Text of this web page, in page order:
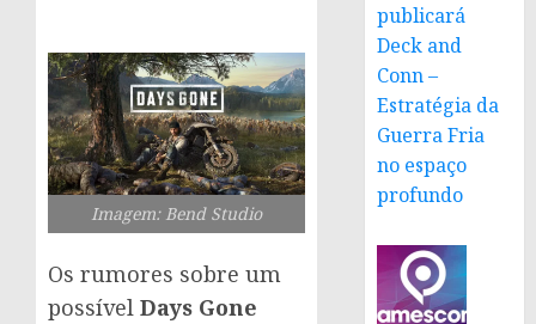
Imagem: Bend Studio
Os rumores sobre um
possível Days Gone
publicará
Deck and
Conn –
Estratégia da
Guerra Fria
no espaço
profundo